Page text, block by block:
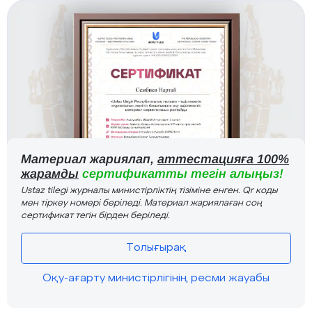
Материал жариялап, аттестацияға 100%
жарамды сертификатты тегін алыңыз!
Ustaz tilegi журналы министірліктің тізіміне енген. Qr коды
мен тіркеу номері беріледі. Материал жариялаған соң
сертификат тегін бірден беріледі.
Толығырақ
Оқу-ағарту министірлігінің ресми жауабы